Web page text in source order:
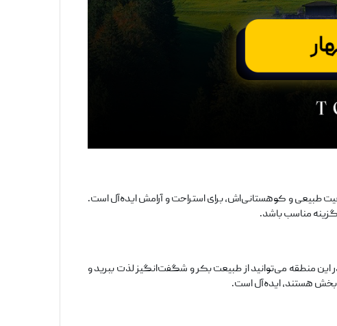
طبیعی و کوهستانی‌اش، برای استراحت و آرامش ایده‌آل است.
مناسب باشد.
منطقه می‌توانید از طبیعت بکر و شگفت‌انگیز لذت ببرید و
هستند، ایده‌آل است.